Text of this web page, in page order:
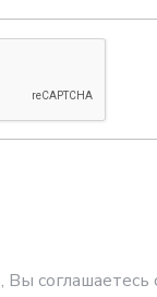
соглашаетесь